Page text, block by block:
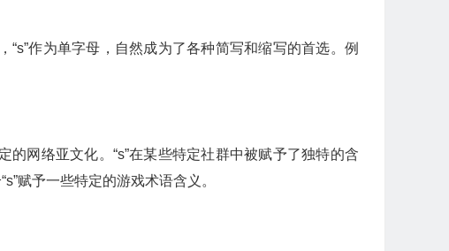
作为单字母，自然成为了各种简写和缩写的首选。例
网络亚文化。“s”在某些特定社群中被赋予了独特的含
赋予一些特定的游戏术语含义。